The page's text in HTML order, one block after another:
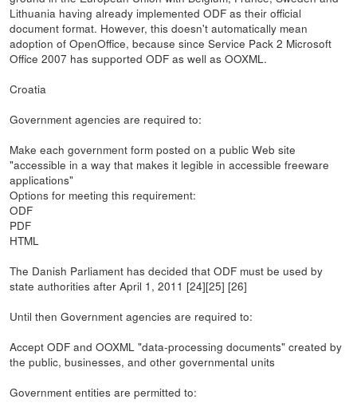
Lithuania having already implemented ODF as their official
document format. However, this doesn't automatically mean
adoption of OpenOffice, because since Service Pack 2 Microsoft
Office 2007 has supported ODF as well as OOXML.
Croatia
Government agencies are required to:
Make each government form posted on a public Web site
"accessible in a way that makes it legible in accessible freeware
applications"
Options for meeting this requirement:
ODF
PDF
HTML
The Danish Parliament has decided that ODF must be used by
state authorities after April 1, 2011 [24][25] [26]
Until then Government agencies are required to:
Accept ODF and OOXML "data-processing documents" created by
the public, businesses, and other governmental units
Government entities are permitted to: